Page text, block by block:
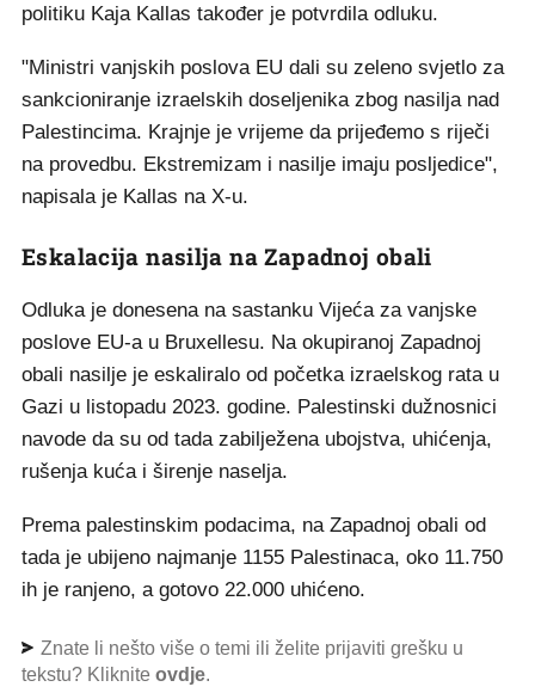
politiku Kaja Kallas također je potvrdila odluku.
"Ministri vanjskih poslova EU dali su zeleno svjetlo za
sankcioniranje izraelskih doseljenika zbog nasilja nad
Palestincima. Krajnje je vrijeme da prijeđemo s riječi
na provedbu. Ekstremizam i nasilje imaju posljedice",
napisala je Kallas na X-u.
Eskalacija nasilja na Zapadnoj obali
Odluka je donesena na sastanku Vijeća za vanjske
poslove EU-a u Bruxellesu. Na okupiranoj Zapadnoj
obali nasilje je eskaliralo od početka izraelskog rata u
Gazi u listopadu 2023. godine. Palestinski dužnosnici
navode da su od tada zabilježena ubojstva, uhićenja,
rušenja kuća i širenje naselja.
Prema palestinskim podacima, na Zapadnoj obali od
tada je ubijeno najmanje 1155 Palestinaca, oko 11.750
ih je ranjeno, a gotovo 22.000 uhićeno.
Znate li nešto više o temi ili želite prijaviti grešku u
tekstu? Kliknite ovdje.